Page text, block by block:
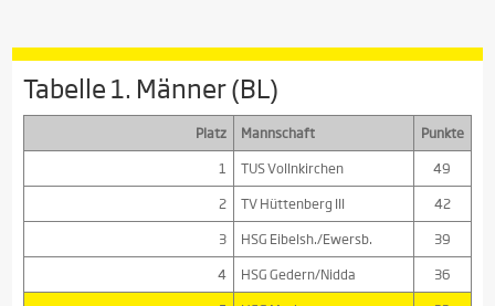
Tabelle 1. Männer (BL)
Platz Mannschaft
Punkte
1
TUS Vollnkirchen
49
2
TV Hüttenberg III
42
3
HSG Eibelsh./Ewersb.
39
4
HSG Gedern/Nidda
36